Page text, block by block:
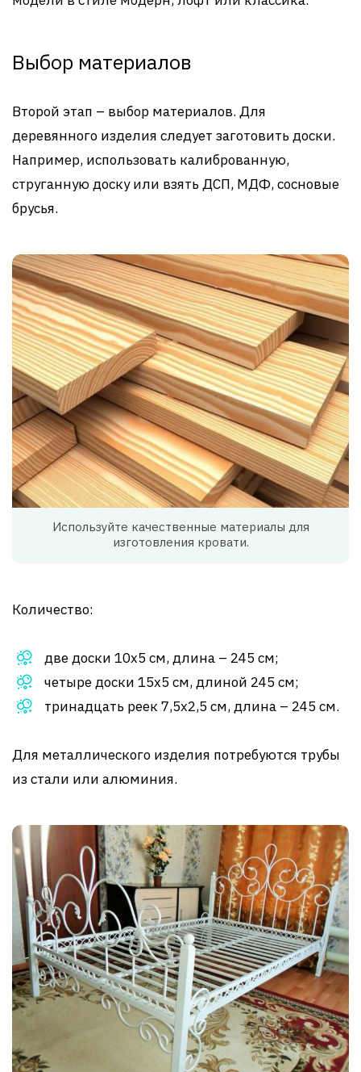
Выбор материалов
Второй этап – выбор материалов. Для
деревянного изделия следует заготовить доски.
Например, использовать калиброванную,
струганную доску или взять ДСП, МДФ, сосновые
брусья.
Используйте качественные материалы для
изготовления кровати.
Количество:
две доски 10х5 см, длина – 245 см;
четыре доски 15х5 см, длиной 245 см;
тринадцать реек 7,5х2,5 см, длина – 245 см.
Для металлического изделия потребуются трубы
из стали или алюминия.